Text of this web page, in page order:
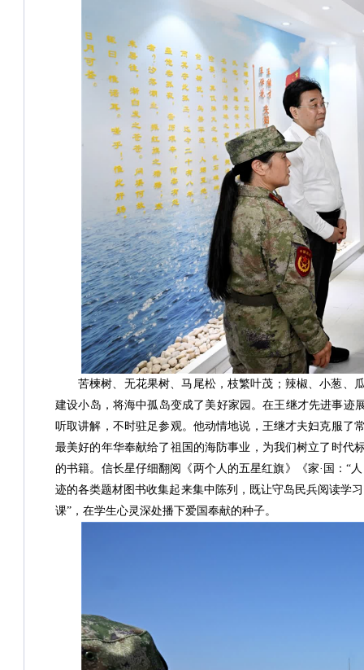
苦楝树、无花果树、马尾松，枝繁叶茂；辣椒、小葱、
建设小岛，将海中孤岛变成了美好家园。在王继才先进事迹
听取讲解，不时驻足参观。他动情地说，王继才夫妇克服了
最美好的年华奉献给了祖国的海防事业，为我们树立了时代
的书籍。信长星仔细翻阅《两个人的五星红旗》《家·国：“
迹的各类题材图书收集起来集中陈列，既让守岛民兵阅读学
课”，在学生心灵深处播下爱国奉献的种子。